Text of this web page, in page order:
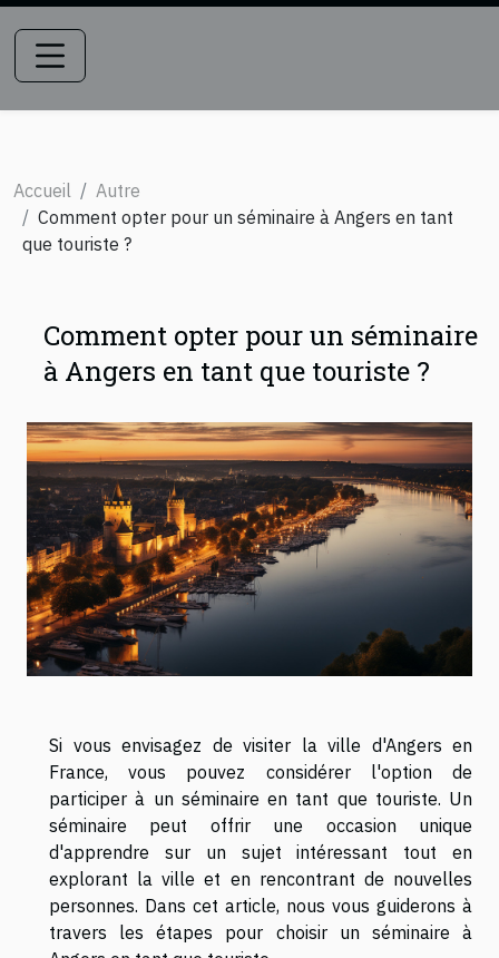
Accueil
Autre
Comment opter pour un séminaire à Angers en tant
que touriste ?
Comment opter pour un séminaire
à Angers en tant que touriste ?
Si vous envisagez de visiter la ville d'Angers en
France, vous pouvez considérer l'option de
participer à un séminaire en tant que touriste. Un
séminaire peut offrir une occasion unique
d'apprendre sur un sujet intéressant tout en
explorant la ville et en rencontrant de nouvelles
personnes. Dans cet article, nous vous guiderons à
travers les étapes pour choisir un séminaire à